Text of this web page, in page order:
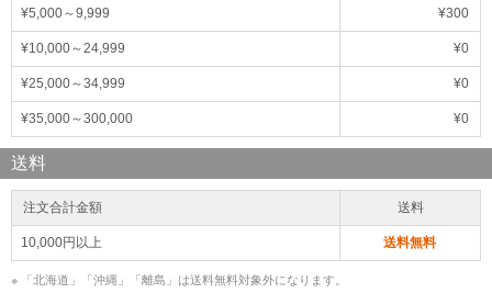
¥5,000～9,999 ¥300
¥10,000～24,999 ¥0
¥25,000～34,999 ¥0
¥35,000～300,000 ¥0
送料
注文合計金額 送料
10,000円以上 送料無料
※ 「北海道」「沖縄」「離島」は送料無料対象外になります。